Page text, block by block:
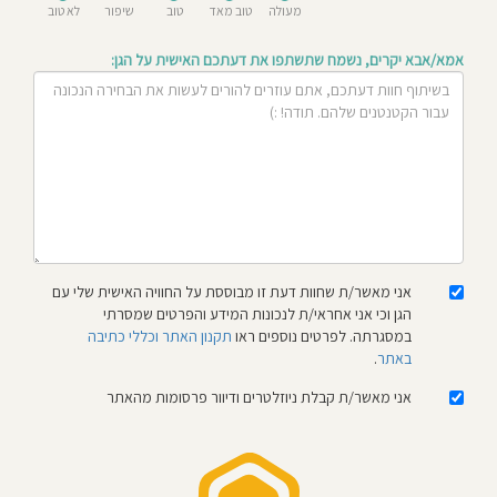
מעולה טוב מאד טוב
שיפור
לא טוב
אמא/אבא יקרים, נשמח שתשתפו את דעתכם האישית על הגן:
אני מאשר/ת שחוות דעת זו מבוססת על החוויה האישית שלי עם
הגן וכי אני אחראי/ת לנכונות המידע והפרטים שמסרתי
במסגרתה. לפרטים נוספים ראו תקנון האתר וכללי כתיבה
באתר.
אני מאשר/ת קבלת ניוזלטרים ודיוור פרסומות מהאתר